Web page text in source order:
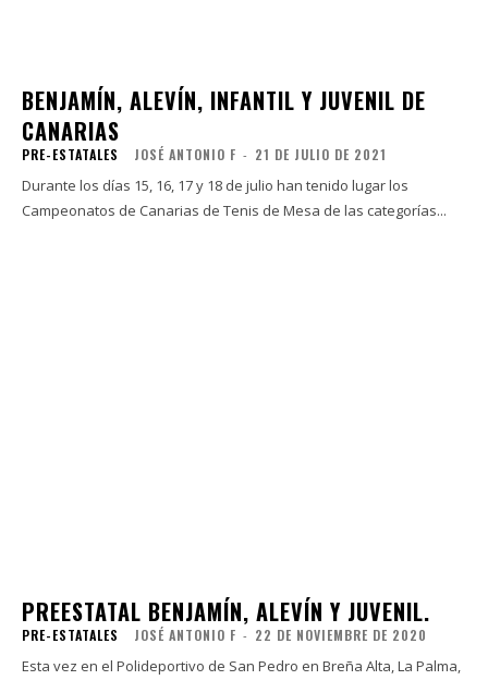
BENJAMÍN, ALEVÍN, INFANTIL Y JUVENIL DE
CANARIAS
PRE-ESTATALES JOSÉ ANTONIO F - 21 DE JULIO DE 2021
Durante los días 15, 16, 17 y 18 de julio han tenido lugar los
Campeonatos de Canarias de Tenis de Mesa de las categorías...
PREESTATAL BENJAMÍN, ALEVÍN Y JUVENIL.
PRE-ESTATALES JOSÉ ANTONIO F - 22 DE NOVIEMBRE DE 2020
Esta vez en el Polideportivo de San Pedro en Breña Alta, La Palma,